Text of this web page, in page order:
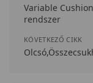
Variable
rendszer
KÖVETKEZŐ CIKK